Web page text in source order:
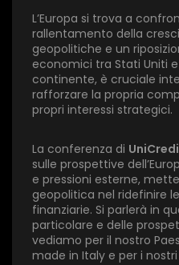
L’Europa si trova a
rallentamento della
geopolitiche e un
economici tra Stati Uniti
continente, è cruciale
rafforzare la propria
propri interessi strategici.
La conferenza di
sulle prospettive
e pressioni esterne,
geopolitica nel ridefinire
finanziarie. Si parlerà in
particolare e delle
vediamo per il nostro
made in Italy e per i